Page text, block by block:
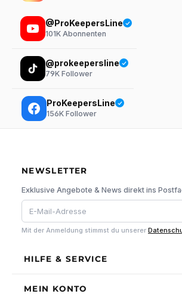
@ProKeepersLine
101K Abonnenten
@prokeepersline
79K Follower
ProKeepersLine
156K Follower
NEWSLETTER
Exklusive Angebote & News direkt ins
Mit der Anmeldung stimmst du unserer
HILFE & SERVICE
MEIN KONTO